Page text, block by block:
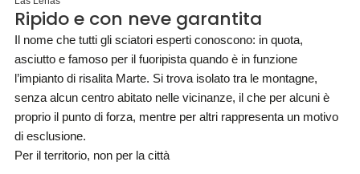
Ripido e con neve garantita
Il nome che tutti gli sciatori esperti conoscono: in quota,
asciutto e famoso per il fuoripista quando è in funzione
l’impianto di risalita Marte. Si trova isolato tra le montagne,
senza alcun centro abitato nelle vicinanze, il che per alcuni è
proprio il punto di forza, mentre per altri rappresenta un motivo
di esclusione.
Per il territorio, non per la città